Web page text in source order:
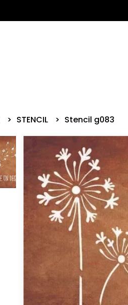
STENCIL Stencil g083